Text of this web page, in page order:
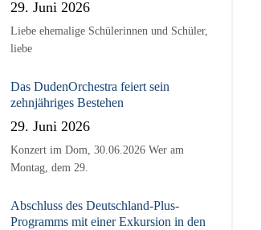
29. Juni 2026
Liebe ehemalige Schülerinnen und Schüler,
liebe
Das DudenOrchestra feiert sein
zehnjähriges Bestehen
29. Juni 2026
Konzert im Dom, 30.06.2026 Wer am
Montag, dem 29.
Abschluss des Deutschland-Plus-
Programms mit einer Exkursion in den